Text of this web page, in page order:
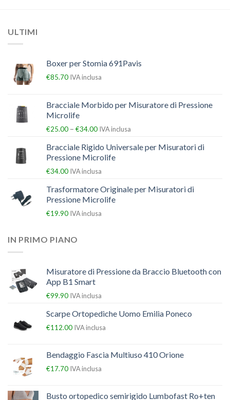
ULTIMI
Boxer per Stomia 691Pavis
€85.70 IVA inclusa
Bracciale Morbido per Misuratore di Pressione
Microlife
€25.00 – €34.00 IVA inclusa
Bracciale Rigido Universale per Misuratori di
Pressione Microlife
€34.00 IVA inclusa
Trasformatore Originale per Misuratori di
Pressione Microlife
€19.90 IVA inclusa
IN PRIMO PIANO
Misuratore di Pressione da Braccio Bluetooth con
App B1 Smart
€99.90 IVA inclusa
Scarpe Ortopediche Uomo Emilia Poneco
€112.00 IVA inclusa
Bendaggio Fascia Multiuso 410 Orione
€17.70 IVA inclusa
Busto ortopedico semirigido Lumbofast Ro+ten